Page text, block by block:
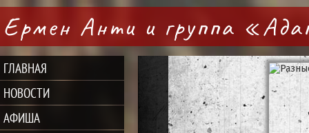
Ермен Анти и группа
ГЛАВНАЯ
НОВОСТИ
АФИША